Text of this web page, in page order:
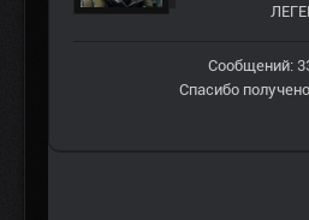
Сообщений:
Спасибо